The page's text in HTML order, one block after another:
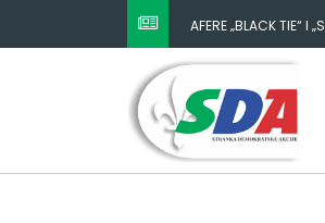
AFERE „BLACK TIE“ I